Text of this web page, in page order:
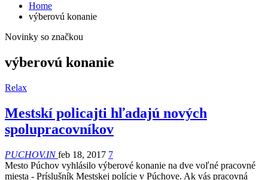
Home
výberovú konanie
Novinky so značkou
výberovú konanie
Relax
Mestskí policajti hľadajú nových
spolupracovníkov
PUCHOV.INfeb 18, 2017 7
Mesto Púchov vyhlásilo výberové konanie na dve voľné pracovné
miesta - Príslušník Mestskej polície v Púchove. Ak vás pracovná